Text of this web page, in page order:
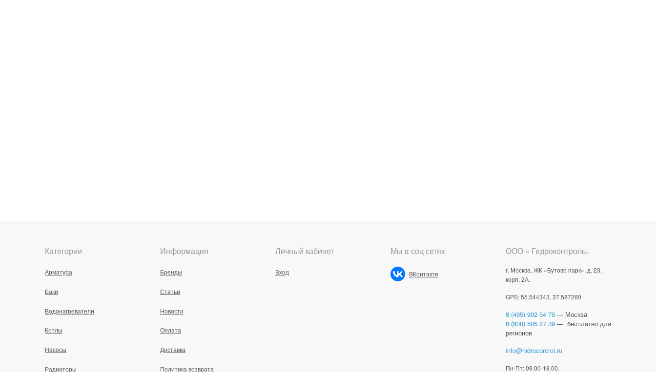
Категории
Арматура
Баки
Водонагреватели
Котлы
Насосы
Радиаторы
Информация
Бренды
Статьи
Новости
Оплата
Доставка
Политика возврата
Личный кабинет
Вход
Мы в соц сетях
ВКонтакте
ООО « Гидроконтроль»
г. Москва, ЖК «Бутово парк», д. 23,
корп. 2А.
GPS: 55.544343, 37.587260
8 (495) 902 54 79 — Москва
8 (800) 505 27 39 — бесплатно для
регионов
info@hidrocontrol.ru
Пн-Пт: 09.00-18.00.